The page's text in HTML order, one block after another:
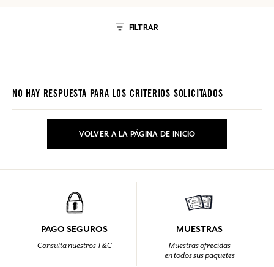
FILTRAR
NO HAY RESPUESTA PARA LOS CRITERIOS SOLICITADOS
VOLVER A LA PÁGINA DE INICIO
PAGO SEGUROS
Consulta nuestros T&C
MUESTRAS
Muestras ofrecidas
en todos sus paquetes